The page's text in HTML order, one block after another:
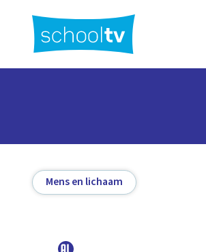
hoofdinhoud
Mens en lichaam